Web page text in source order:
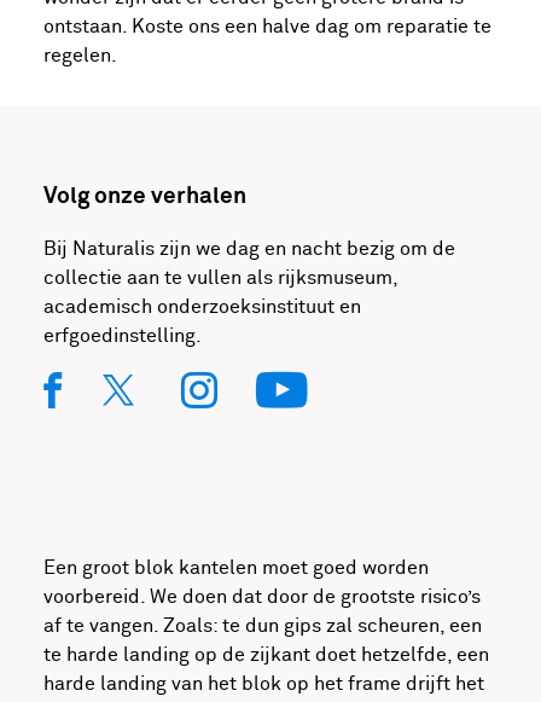
ontstaan. Koste ons een halve dag om reparatie te
regelen.
Volg onze verhalen
Bij Naturalis zijn we dag en nacht bezig om de
collectie aan te vullen als rijksmuseum,
academisch onderzoeksinstituut en
erfgoedinstelling.
Een groot blok kantelen moet goed worden
voorbereid. We doen dat door de grootste risico’s
af te vangen. Zoals: te dun gips zal scheuren, een
te harde landing op de zijkant doet hetzelfde, een
harde landing van het blok op het frame drijft het